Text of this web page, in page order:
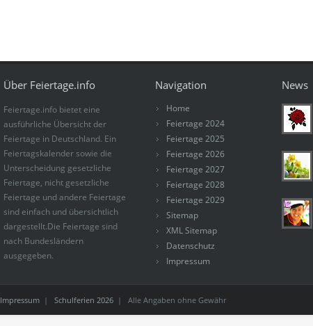
Über Feiertage.info
Feiertage.info bietet eine
ausführliche Übersicht der
Feiertage in Deutschland. Ein
Feiertagskalender sowie die
Unterscheidung gesetzliche
Feiertage, nicht gesetzliche
Feiertage und andere Feiertage
sind einfach und übersichtlich
dargestellt.Die Feiertage sind
nach Bundesländern
ausgegeben.
Navigation
Home
Feiertage 2024
Feiertage 2025
Feiertage 2026
Feiertage 2027
Feiertage 2028
Feiertage 2029
Sitemap
XML Sitemap
Datenschutz
Impressum
News
Impressum | Schulferien 2026 | Alle Angaben ohne Gewähr